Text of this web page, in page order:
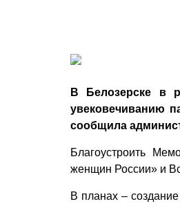
В Белозерске в
увековечиванию
сообщила
Благоустроить
женщин России» и
В планах –